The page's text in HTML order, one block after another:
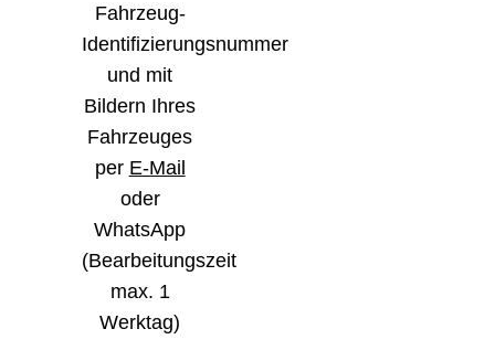
Fahrzeug-
Identifizierungsnummer
und mit
Bildern Ihres
Fahrzeuges
per E-Mail
oder
WhatsApp
(Bearbeitungszeit
max. 1
Werktag)